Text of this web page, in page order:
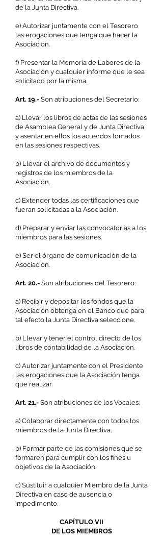
de la Junta Directiva.
e) Autorizar juntamente con el Tesorero
las erogaciones que tenga que hacer la
Asociación.
f) Presentar la Memoria de Labores de la
Asociación y cualquier informe que le sea
solicitado por la misma.
Art. 19.- Son atribuciones del Secretario:
a) Llevar los libros de actas de las sesiones
de Asamblea General y de Junta Directiva
y asentar en ellos los acuerdos tomados
en las sesiones respectivas.
b) Llevar el archivo de documentos y
registros de los miembros de la
Asociación.
c) Extender todas las certificaciones que
fueran solicitadas a la Asociación.
d) Preparar y enviar las convocatorias a los
miembros para las sesiones.
e) Ser el órgano de comunicación de la
Asociación.
Art. 20.- Son atribuciones del Tesorero:
a) Recibir y depositar los fondos que la
Asociación obtenga en el Banco que para
tal efecto la Junta Directiva seleccione.
b) Llevar y tener el control directo de los
libros de contabilidad de la Asociación.
c) Autorizar juntamente con el Presidente
las erogaciones que la Asociación tenga
que realizar.
Art. 21.- Son atribuciones de los Vocales:
a) Colaborar directamente con todos los
miembros de la Junta Directiva.
b) Formar parte de las comisiones que se
formaren para cumplir con los fines u
objetivos de la Asociación.
c) Sustituir a cualquier Miembro de la Junta
Directiva en caso de ausencia o
impedimento.
CAPÍTULO VII
DE LOS MIEMBROS